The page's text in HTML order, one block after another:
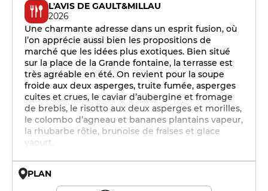
L'AVIS DE GAULT&MILLAU
2026
Une charmante adresse dans un esprit fusion, où
l’on apprécie aussi bien les propositions de
marché que les idées plus exotiques. Bien situé
sur la place de la Grande fontaine, la terrasse est
très agréable en été. On revient pour la soupe
froide aux deux asperges, truite fumée, asperges
cuites et crues, le caviar d’aubergine et fromage
de brebis, le risotto aux deux asperges et morilles,
le colombo d’agneau et bananes plantains vapeur,
la rhubarbe rôtie, brunoise de fraises et glace
yaourt.
PLAN